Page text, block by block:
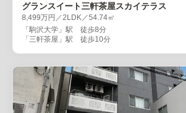
グランスイート三軒茶屋スカイテラス
8,499万円／2LDK／54.74㎡
「駒沢大学」駅 徒歩8分
「三軒茶屋」駅 徒歩10分